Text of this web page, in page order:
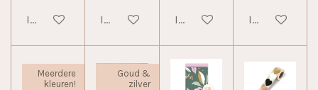
In winkelwagenIn winkelwagenIn winkelwagenIn
Meerdere
kleuren!
Goud &
zilver